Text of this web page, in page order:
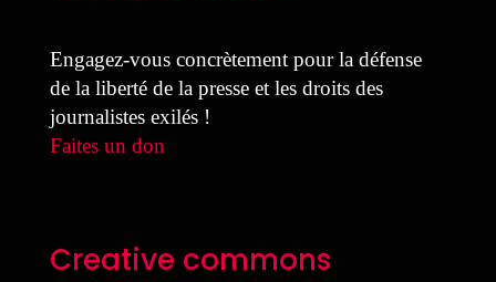
Engagez-vous concrètement pour la défense
de la liberté de la presse et les droits des
journalistes exilés !
Faites un don
Creative commons